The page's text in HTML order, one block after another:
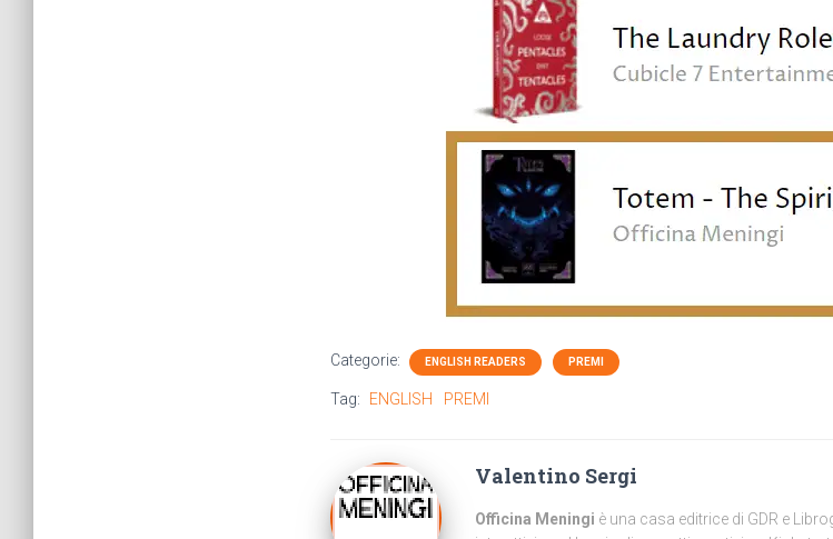
Categorie: ENGLISH READERS PREMI
Tag: ENGLISH PREMI
Valentino Sergi
Officina Meningi è una casa editrice di GDR e